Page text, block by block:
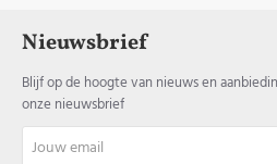
Nieuwsbrief
Blijf op de hoogte van nieuws en
onze nieuwsbrief
email